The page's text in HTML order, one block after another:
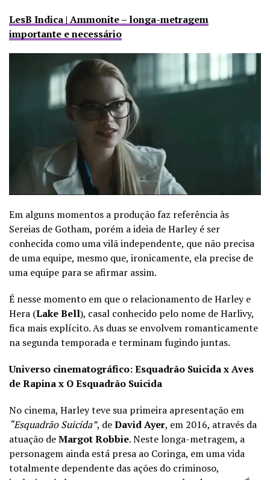
LesB Indica | Ammonite – longa-metragem
importante e necessário
Em alguns momentos a produção faz referência às
Sereias de Gotham, porém a ideia de Harley é ser
conhecida como uma vilã independente, que não precisa
de uma equipe, mesmo que, ironicamente, ela precise de
uma equipe para se afirmar assim.
É nesse momento em que o relacionamento de Harley e
Hera (Lake Bell), casal conhecido pelo nome de Harlivy,
fica mais explícito. As duas se envolvem romanticamente
na segunda temporada e terminam fugindo juntas.
Universo cinematográfico: Esquadrão Suicida x Aves
de Rapina x O Esquadrão Suicida
No cinema, Harley teve sua primeira apresentação em
“Esquadrão Suicida”, deDavid Ayer, em 2016, através da
atuação deMargot Robbie. Neste longa-metragem, a
personagem ainda está presa ao Coringa, em uma vida
totalmente dependente das ações do criminoso,